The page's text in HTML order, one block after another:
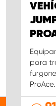
para
ProAce.